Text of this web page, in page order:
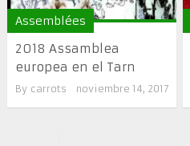
Assemblées
2018 Assamblea
europea en el Tarn
By carrots noviembre 14, 2017